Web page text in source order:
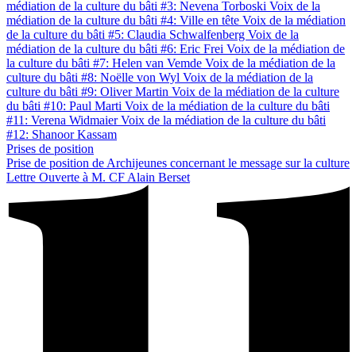
médiation de la culture du bâti #3: Nevena Torboski Voix de la
médiation de la culture du bâti #4: Ville en tête Voix de la médiation
de la culture du bâti #5: Claudia Schwalfenberg Voix de la
médiation de la culture du bâti #6: Eric Frei Voix de la médiation de
la culture du bâti #7: Helen van Vemde Voix de la médiation de la
culture du bâti #8: Noëlle von Wyl Voix de la médiation de la
culture du bâti #9: Oliver Martin Voix de la médiation de la culture
du bâti #10: Paul Marti Voix de la médiation de la culture du bâti
#11: Verena WidmaierVoix de la médiation de la culture du bâti
#12: Shanoor Kassam
Prises de position
Prise de position de Archijeunes concernant le message sur la culture
Lettre Ouverte à M. CF Alain Berset